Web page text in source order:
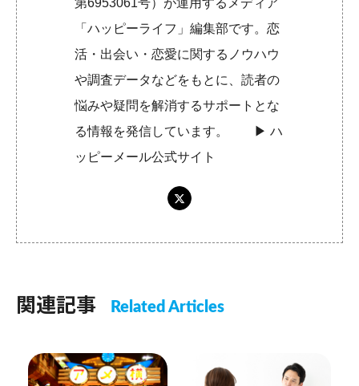
「ハッピーライフ」編集部です。恋
活・出会い・恋愛に関するノウハウ
や調査データなどをもとに、読者の
悩みや疑問を解消するサポートとな
る情報を発信しています。 ▶︎ハ
ッピーメール公式サイト
関連記事 Related Articles